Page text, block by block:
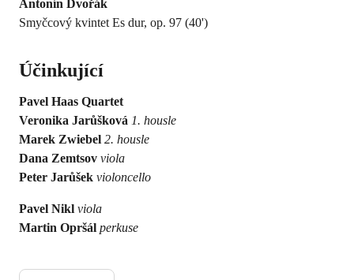
Antonín Dvořák
Smyčcový kvintet Es dur, op. 97 (40')
Účinkující
Pavel Haas Quartet
Veronika Jarůšková 1. housle
Marek Zwiebel 2. housle
Dana Zemtsov viola
Peter Jarůšek violoncello
Pavel Nikl viola
Martin Opršál perkuse